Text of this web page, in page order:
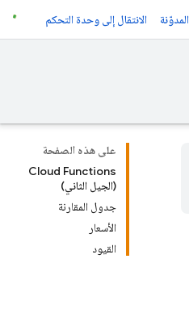
المدوّنة الانتقال إلى وحدة التحكم
على هذه الصفحة
Cloud Functions
(الجيل الثاني)
جدول المقارنة
الأسعار
القيود